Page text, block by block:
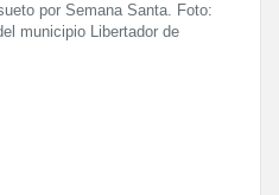
por Semana Santa. Foto:
municipio Libertador de